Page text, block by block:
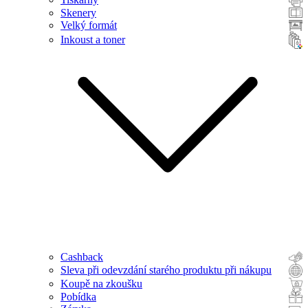
Skenery
Velký formát
Inkoust a toner
Cashback
Sleva při odevzdání starého produktu při nákupu
Koupě na zkoušku
Pobídka